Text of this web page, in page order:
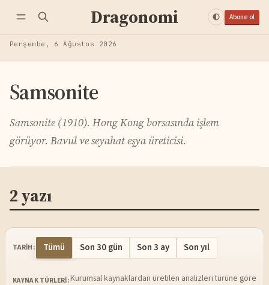
Dragonomi Abone ol
Perşembe, 6 Ağustos 2026
Samsonite
Samsonite (1910). Hong Kong borsasında işlem
görüyor. Bavul ve seyahat eşya üreticisi.
2 yazı
TARIH: Tümü Son 30 gün Son 3 ay Son yıl
KAYNAK TÜRLERI:Kurumsal kaynaklardan üretilen analizleri türüne göre